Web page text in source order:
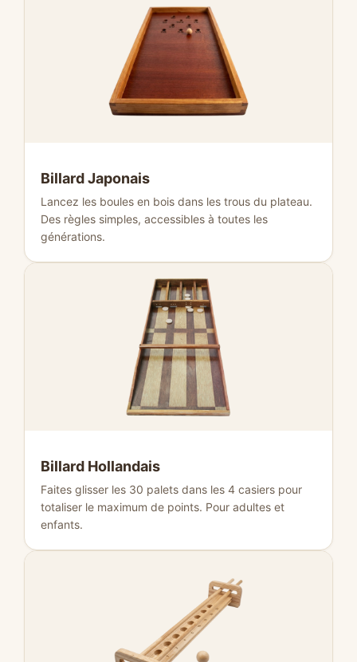
Billard Japonais
Lancez les boules en bois dans les trous du plateau.
Des règles simples, accessibles à toutes les
générations.
Billard Hollandais
Faites glisser les 30 palets dans les 4 casiers pour
totaliser le maximum de points. Pour adultes et
enfants.